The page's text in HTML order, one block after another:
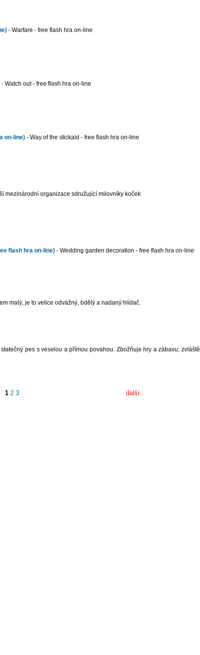
- Warfare - free flash hra on-line
- Watch out - free flash hra on-line
on-line) - Way of the stickaid - free flash hra on-line
mezinárodní organizace sdružující milovníky koček
flash hra on-line) - Wedding garden decoration - free flash hra on-line
malý, je to velice odvážný, bdělý a nadaný hlídač.
pes s veselou a přímou povahou. Zbožňuje hry a zábavu, zvláště
1 2 3 další :